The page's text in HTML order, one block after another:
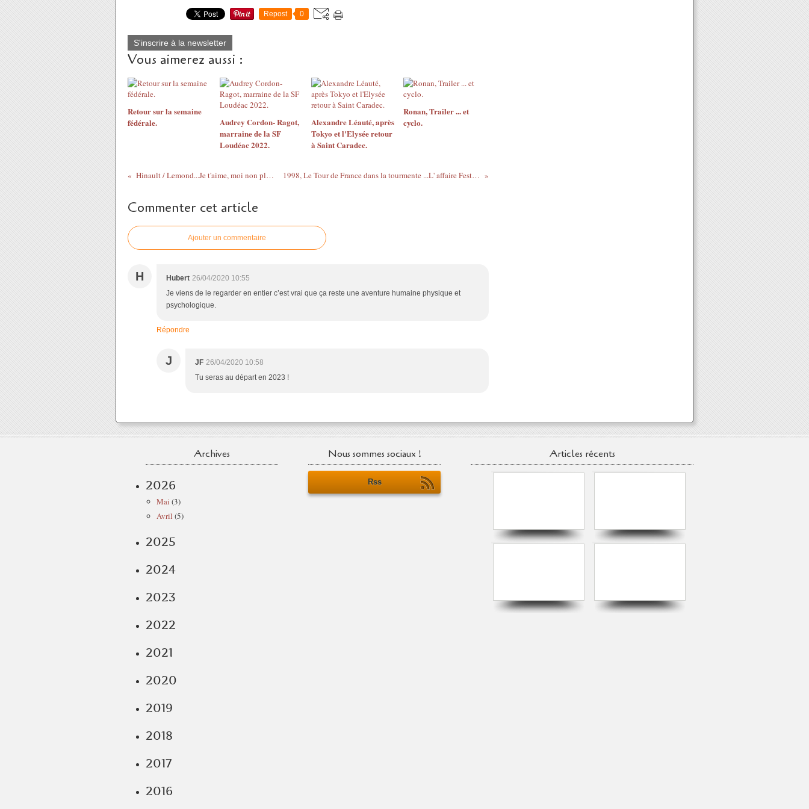
Repost 0
S'inscrire à la newsletter
Vous aimerez aussi :
Retour sur la semaine
fédérale.
Audrey Cordon- Ragot,
marraine de la SF
Loudéac 2022.
Alexandre Léauté, après
Tokyo et l'Elysée retour
à Saint Caradec.
Ronan, Trailer ... et
cyclo.
Hinault / Lemond...Je t'aime, moi non plus ! 1998, Le Tour de France dans la tourmente ...L' affaire Festina.
Commenter cet article
Ajouter un commentaire
H Hubert 26/04/2020 10:55
Je viens de le regarder en entier c’est vrai que ça reste une aventure humaine physique et
psychologique.
Répondre
J JF 26/04/2020 10:58
Tu seras au départ en 2023 !
Archives
2026
Mai (3)
Avril (5)
2025
2024
2023
2022
2021
2020
2019
2018
2017
2016
Nous sommes sociaux !
Rss
Articles récents